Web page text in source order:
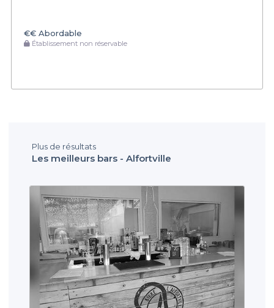
€€ Abordable
Établissement non réservable
Plus de résultats
Les meilleurs bars - Alfortville